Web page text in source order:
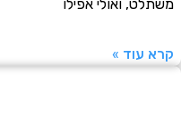
ואולי אפילו
»